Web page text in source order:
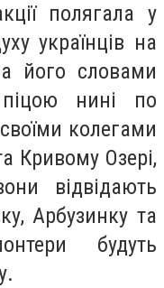
полягала у
українців на
його словами
піцою нині по
своїми колегами
Кривому Озері,
відвідають
Арбузинку та
будуть